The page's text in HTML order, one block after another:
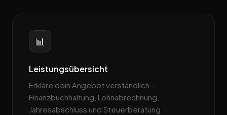
📊
Leistungsübersicht
Erkläre dein Angebot verständlich –
Finanzbuchhaltung, Lohnabrechnung,
Jahresabschluss und Steuerberatung.